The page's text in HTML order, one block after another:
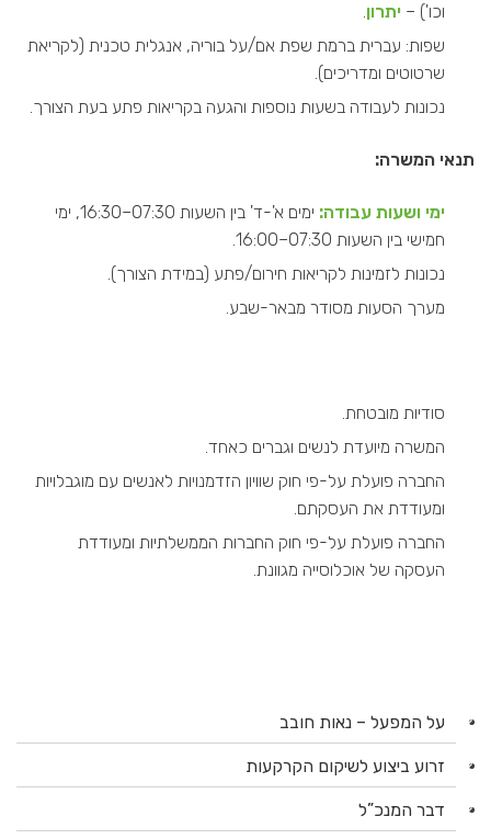
וכו') – יתרון.
שפות: עברית ברמת שפת אם/על בוריה, אנגלית טכנית (לקריאת
שרטוטים ומדריכים).
נכונות לעבודה בשעות נוספות והגעה בקריאות פתע בעת הצורך.
תנאי המשרה:
ימי ושעות עבודה:
ימים א'-ד' בין השעות 07:30–16:30, ימי
חמישי בין השעות 07:30–16:00.
נכונות לזמינות לקריאות חירום/פתע (במידת הצורך).
מערך הסעות מסודר מבאר-שבע.
סודיות מובטחת.
המשרה מיועדת לנשים וגברים כאחד.
החברה פועלת על-פי חוק שוויון הזדמנויות לאנשים עם מוגבלויות
ומעודדת את העסקתם.
החברה פועלת על-פי חוק החברות הממשלתיות ומעודדת
העסקה של אוכלוסייה מגוונת.
על המפעל – נאות חובב
זרוע ביצוע לשיקום הקרקעות
דבר המנכ”ל